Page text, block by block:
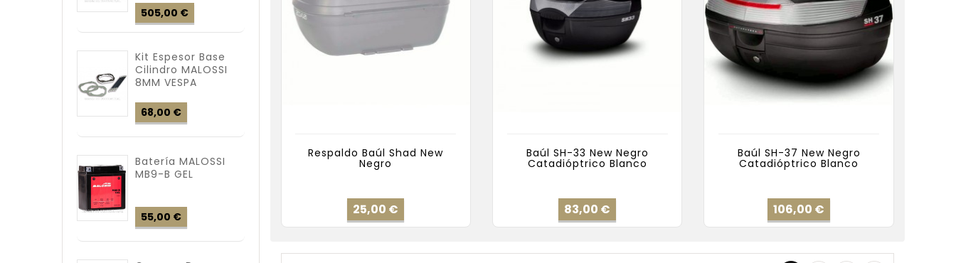
505,00 €
Kit Espesor Base
Cilindro MALOSSI
8MM VESPA
68,00 €
Batería MALOSSI
MB9-B GEL
55,00 €
Respaldo Baúl Shad New
Negro
25,00 €
Baúl SH-33 New Negro
Catadióptrico Blanco
83,00 €
Baúl SH-37 New Negro
Catadióptrico Blanco
106,00 €